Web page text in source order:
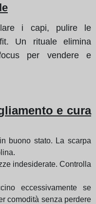
i capi, pulire le
Un rituale elimina
per vendere e
e cura
buono stato. La scarpa
indesiderate. Controlla
eccessivamente se
comodità senza perdere